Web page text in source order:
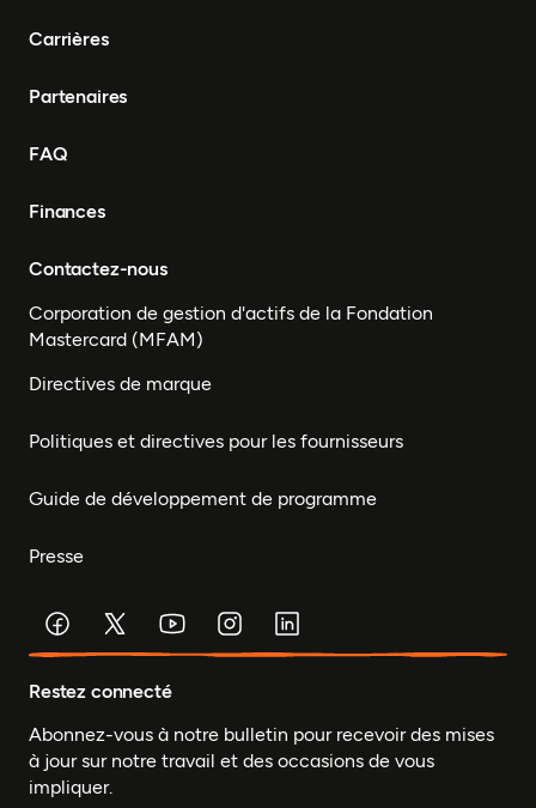
Carrières
Partenaires
FAQ
Finances
Contactez-nous
Corporation de gestion d'actifs de la Fondation
Mastercard (MFAM)
Directives de marque
Politiques et directives pour les fournisseurs
Guide de développement de programme
Presse
Restez connecté
Abonnez-vous à notre bulletin pour recevoir des mises
à jour sur notre travail et des occasions de vous
impliquer.